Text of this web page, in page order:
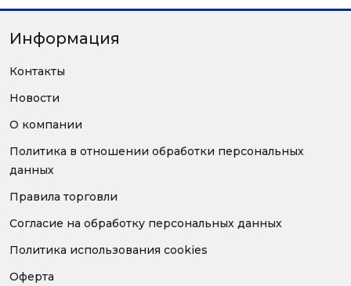
Информация
Контакты
Новости
О компании
Политика в отношении обработки персональных
данных
Правила торговли
Согласие на обработку персональных данных
Политика использования cookies
Оферта